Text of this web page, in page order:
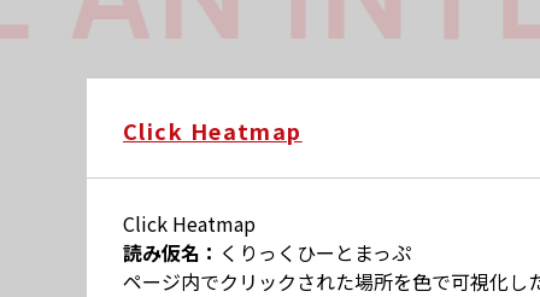
Click Heatmap
Click Heatmap
読み仮名： くりっくひーとまっぷ
ページ内でクリックされた場所を色で可視化し